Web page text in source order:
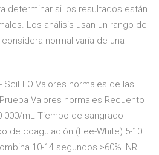
determinar si los resultados están
Los análisis usan un rango de
normal varía de una
Valores normales de las
Valores normales Recuento
000/mL Tiempo de sangrado
de coagulación (Lee-White) 5-10
10-14 segundos >60% INR